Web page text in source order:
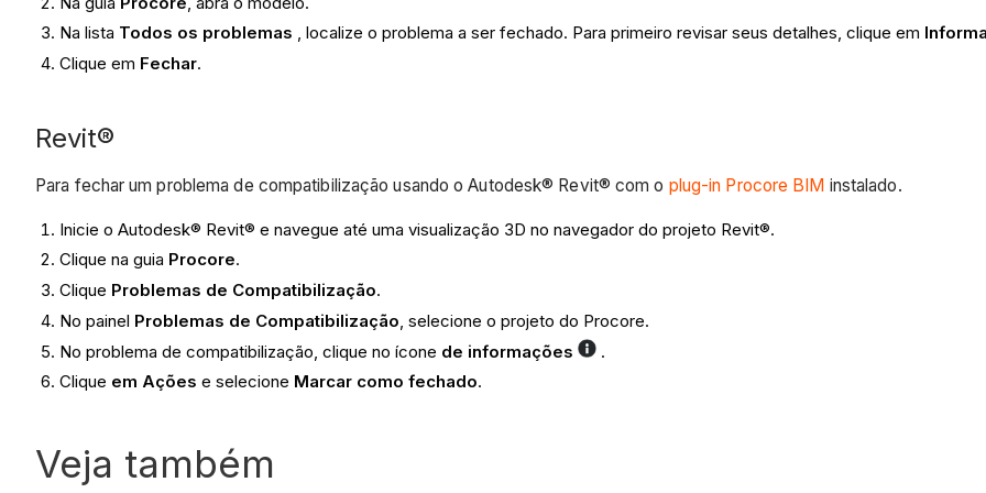
Na lista Todos os problemas , localize o problema a ser fechado. Para primeiro revisar seus detalhes, clique em
Clique em Fechar.
Revit®
Para fechar um problema de compatibilização usando o Autodesk® Revit® com o plug-in Procore BIM instalado.
Inicie o Autodesk® Revit® e navegue até uma visualização 3D no navegador do projeto Revit®.
Clique na guia Procore.
Clique Problemas de Compatibilização.
No painel Problemas de Compatibilização, selecione o projeto do Procore.
No problema de compatibilização, clique no ícone de informações
.
Clique em Ações e selecione Marcar como fechado.
Veja também